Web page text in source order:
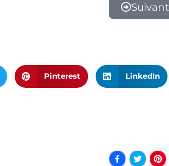
Suivant
Pinterest LinkedIn